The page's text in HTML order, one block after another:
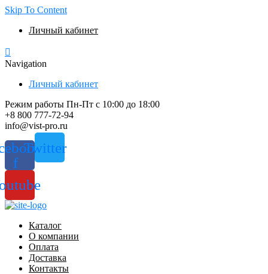
Skip To Content
Личный кабинет
Navigation
Личный кабинет
Режим работы Пн-Пт с 10:00 до 18:00
+8 800 777-72-94
info@vist-pro.ru
f
Twitter
Каталог
О компании
Оплата
Доставка
Контакты